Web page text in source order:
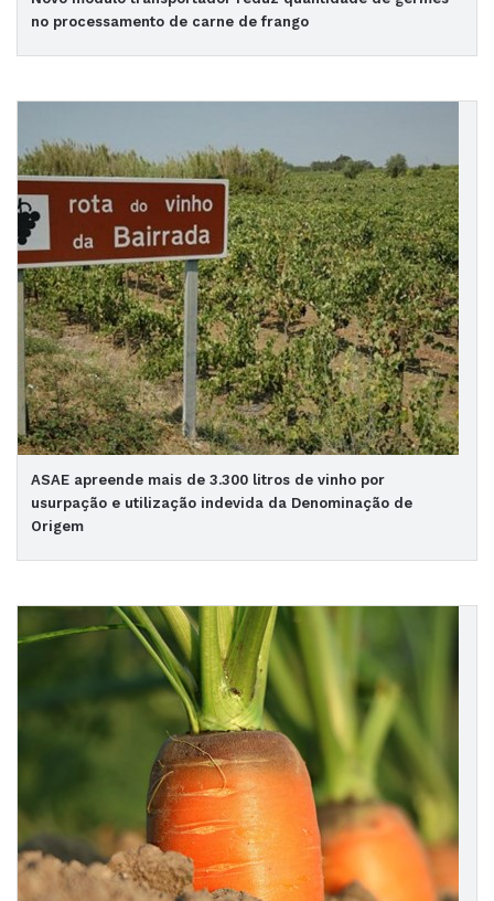
no processamento de carne de frango
ASAE apreende mais de 3.300 litros de vinho por
usurpação e utilização indevida da Denominação de
Origem